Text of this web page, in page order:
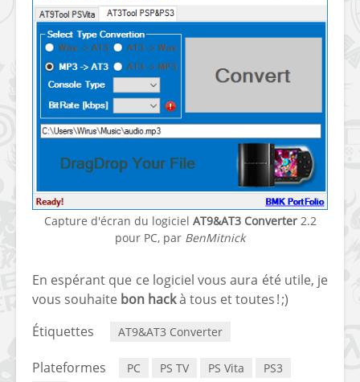
Capture d'écran du logiciel AT9&AT3 Converter2.2
pour PC, par BenMitnick
En espérant que ce logiciel vous aura été utile, je
vous souhaite bon hackà tous et toutes ! ;)
Étiquettes
AT9&AT3 Converter
Plateformes PC PS TV PS Vita
PS3